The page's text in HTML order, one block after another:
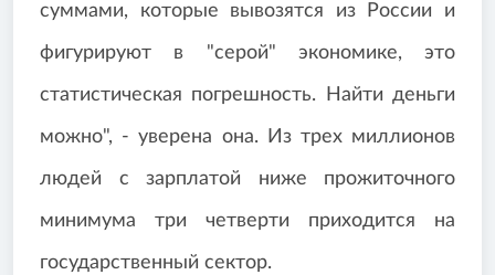
суммами, которые вывозятся из России и
фигурируют в "серой" экономике, это
статистическая погрешность. Найти деньги
можно", - уверена она. Из трех миллионов
людей с зарплатой ниже прожиточного
минимума три четверти приходится на
государственный сектор.